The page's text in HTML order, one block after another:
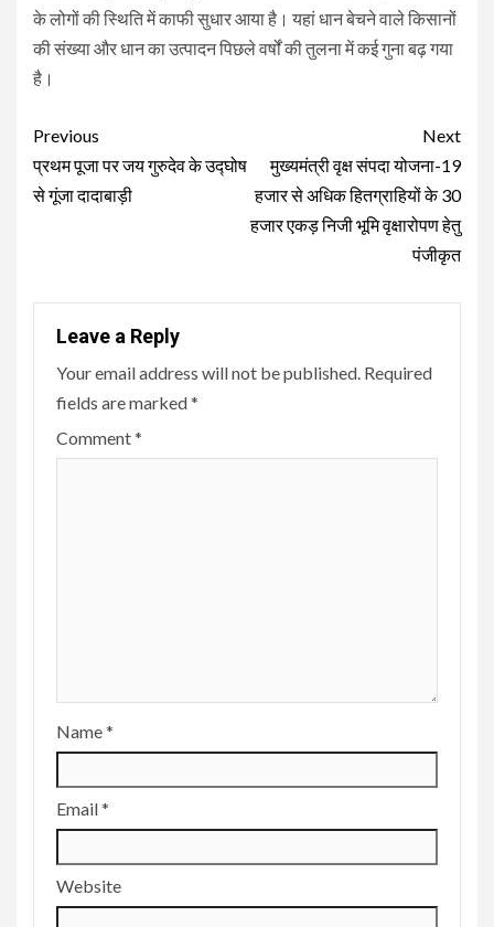
के लोगों की स्थिति में काफी सुधार आया है। यहां धान बेचने वाले किसानों
की संख्या और धान का उत्पादन पिछले वर्षों की तुलना में कई गुना बढ़ गया
है।
Continue
Reading
Previous
प्रथम पूजा पर जय गुरुदेव के उद्घोष
से गूंजा दादाबाड़ी
Next
मुख्यमंत्री वृक्ष संपदा योजना-19
हजार से अधिक हितग्राहियों के 30
हजार एकड़ निजी भूमि वृक्षारोपण हेतु
पंजीकृत
Leave a Reply
Your email address will not be published. Required
fields are marked*
Comment*
Name*
Email*
Website